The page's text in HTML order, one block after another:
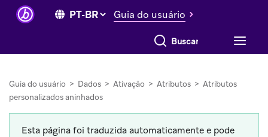
Guia do usuário
Buscar tudo
Guia do usuário > Dados > Ativação > Atributos > Atributos
personalizados aninhados
Esta página foi traduzida automaticamente e pode